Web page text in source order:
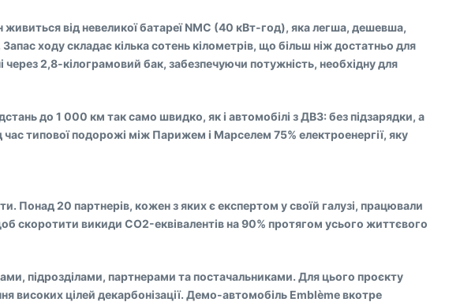
від невеликої батареї NMC (40 кВт-год), яка легша, дешевша,
ходу складає кілька сотень кілометрів, що більш ніж достатньо для
2,8-кілограмовий бак, забезпечуючи потужність, необхідну для
до 1 000 км так само швидко, як і автомобілі з ДВЗ: без підзарядки, а
типової подорожі між Парижем і Марселем 75% електроенергії, яку
Понад 20 партнерів, кожен з яких є експертом у своїй галузі, працювали
скоротити викиди CO2-еквівалентів на 90% протягом усього життєвого
підрозділами, партнерами та постачальниками. Для цього проєкту
високих цілей декарбонізації. Демо-автомобіль Emblème вкотре